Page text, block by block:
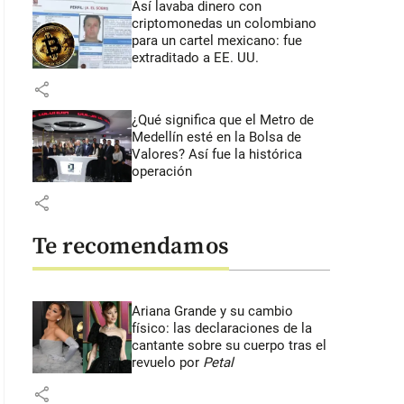
de cuando Abel Stiven Carabalí vistió la camiseta del Cali y ahora
de video @AILNews y de redes sociales @ECOH_FiscaliaRM
Así lavaba dinero con
criptomonedas un colombiano
para un cartel mexicano: fue
extraditado a EE. UU.
share
¿Qué significa que el Metro de
Medellín esté en la Bolsa de
Valores? Así fue la histórica
operación
share
Te recomendamos
Ariana Grande y su cambio
físico: las declaraciones de la
cantante sobre su cuerpo tras el
revuelo por Petal
share